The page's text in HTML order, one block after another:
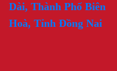
Dài, Thành Phố Biên
Hoà, Tỉnh Đồng Nai